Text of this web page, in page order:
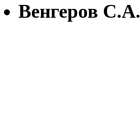
Венгеров С.А.